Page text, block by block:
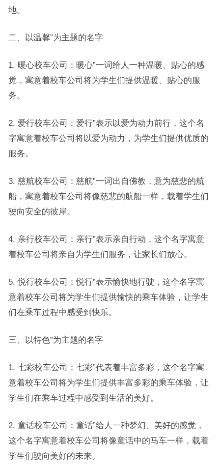
地。
二、以温馨”为主题的名字
1. 暖心校车公司：暖心”一词给人一种温暖、贴心的感
觉，寓意着校车公司将为学生们提供温暖、贴心的服
务。
2. 爱行校车公司：爱行”表示以爱为动力前行，这个名
字寓意着校车公司将以爱为动力，为学生们提供优质的
服务。
3. 慈航校车公司：慈航”一词出自佛教，意为慈悲的航
船，寓意着校车公司将像慈悲的航船一样，载着学生们
驶向安全的彼岸。
4. 亲行校车公司：亲行”表示亲自行动，这个名字寓意
着校车公司将亲自为学生们服务，让家长们放心。
5. 悦行校车公司：悦行”表示愉快地行驶，这个名字寓
意着校车公司将为学生们提供愉快的乘车体验，让学生
们在乘车过程中感受到快乐。
三、以特色”为主题的名字
1. 七彩校车公司：七彩”代表着丰富多彩，这个名字寓
意着校车公司将为学生们提供丰富多彩的乘车体验，让
学生们在乘车过程中感受到生活的美好。
2. 童话校车公司：童话”给人一种梦幻、美好的感觉，
这个名字寓意着校车公司将像童话中的马车一样，载着
学生们驶向美好的未来。